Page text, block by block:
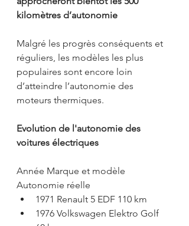
kilomètres d’autonomie
Malgré les progrès conséquents et
réguliers, les modèles les plus
populaires sont encore loin
d’atteindre l’autonomie des
moteurs thermiques.
Evolution de l'autonomie des
voitures électriques
Année Marque et modèle
Autonomie réelle
1971 Renault 5 EDF 110 km
1976 Volkswagen Elektro Golf